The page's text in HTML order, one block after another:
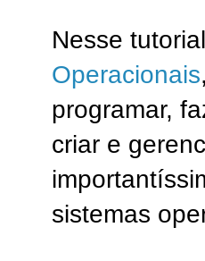
Nesse
Operacionais
programar,
criar e
sistemas